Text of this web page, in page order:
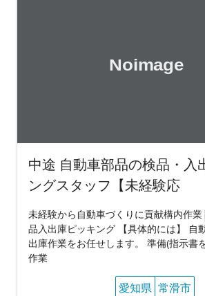
中途 自動車部品の検品・入
ングスタッフ【未経験応
未経験から自動車づくりに貢献構内作
品入出庫ピッキング 【具体的には】 自
出庫作業をお任せします。 準備(指示書
作業
愛知県 常滑市